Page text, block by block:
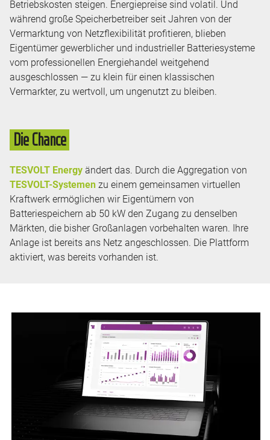
Betriebskosten steigen. Energiepreise sind volatil. Und
während große Speicherbetreiber seit Jahren von der
Vermarktung von Netzflexibilität profitieren, blieben
Eigentümer gewerblicher und industrieller Batteriesysteme
vom professionellen Energiehandel weitgehend
ausgeschlossen — zu klein für einen klassischen
Vermarkter, zu wertvoll, um ungenutzt zu bleiben.
Die Chance
TESVOLT Energyändert das. Durch die Aggregation von
TESVOLT-Systemenzu einem gemeinsamen virtuellen
Kraftwerk ermöglichen wir Eigentümern von
Batteriespeichern ab 50 kW den Zugang zu denselben
Märkten, die bisher Großanlagen vorbehalten waren. Ihre
Anlage ist bereits ans Netz angeschlossen. Die Plattform
aktiviert, was bereits vorhanden ist.